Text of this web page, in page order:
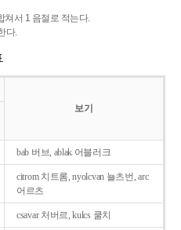
쳐서 1 음절로 적는다.
다.
보기
bab 버브, ablak 어블러크
citrom 치트롬, nyolcvan 뇰츠번, arc
어르츠
csavar 처버르, kulcs 쿨치